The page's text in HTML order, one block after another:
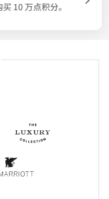
10 万点积分。
家标志
The Ritz-Carlton
打开新窗口 The Luxury
打开新窗口
口